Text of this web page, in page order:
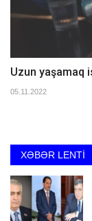
Uzun yaşamaq
05.11.2022
XƏBƏR LENTİ